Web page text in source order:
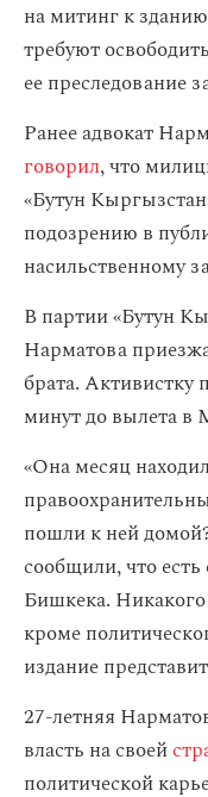
на митинг к
требуют
ее преследование
Ранее адвокат
говорил, что
«Бутун
подозрению в
насильственному
В партии «Бутун
Нарматова
брата. Активистку
минут до вылета в
«Она месяц
пошли к ней
сообщили, что
Бишкека.
кроме
издание
27-летняя
власть на своей
политической